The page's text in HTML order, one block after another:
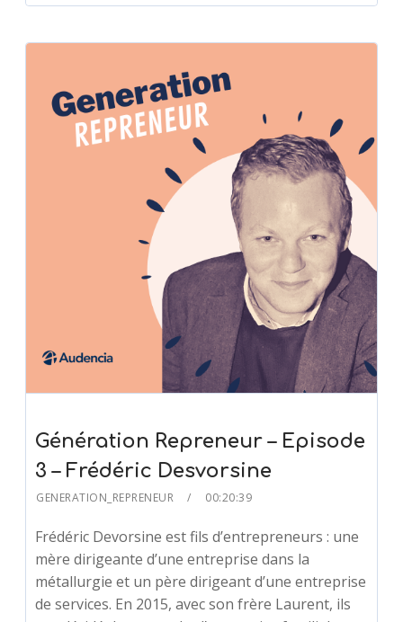
Génération Repreneur – Episode
3 – Frédéric Desvorsine
GENERATION_REPRENEUR 00:20:39
Frédéric Devorsine est fils d’entrepreneurs : une
mère dirigeante d’une entreprise dans la
métallurgie et un père dirigeant d’une entreprise
de services. En 2015, avec son frère Laurent, ils